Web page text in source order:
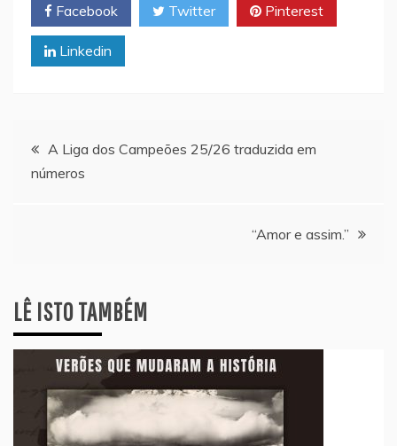
Facebook Twitter Pinterest
Linkedin
Navegação
A Liga dos Campeões 25/26 traduzida em
números
“Amor e assim.”
LÊ ISTO TAMBÉM